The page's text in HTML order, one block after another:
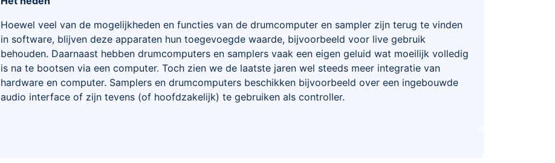
Hoewel veel van de mogelijkheden en functies van de drumcomputer en sampler zijn terug te vinden
in software, blijven deze apparaten hun toegevoegde waarde, bijvoorbeeld voor live gebruik
behouden. Daarnaast hebben drumcomputers en samplers vaak een eigen geluid wat moeilijk volledig
is na te bootsen via een computer. Toch zien we de laatste jaren wel steeds meer integratie van
hardware en computer. Samplers en drumcomputers beschikken bijvoorbeeld over een ingebouwde
audio interface of zijn tevens (of hoofdzakelijk) te gebruiken als controller.